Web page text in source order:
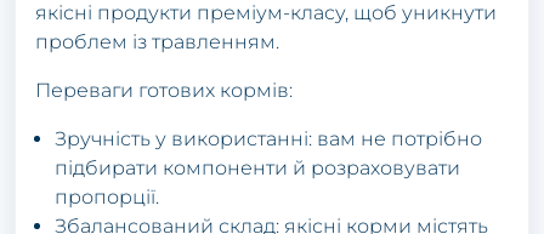
якісні продукти преміум-класу, щоб уникнути
проблем із травленням.
Переваги готових кормів:
Зручність у використанні: вам не потрібно
підбирати компоненти й розраховувати
пропорції.
Збалансований склад: якісні корми містять